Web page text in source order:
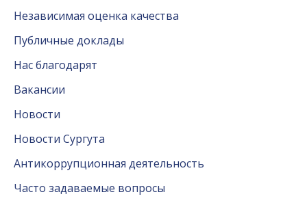
Независимая оценка качества
Публичные доклады
Нас благодарят
Вакансии
Новости
Новости Сургута
Антикоррупционная деятельность
Часто задаваемые вопросы